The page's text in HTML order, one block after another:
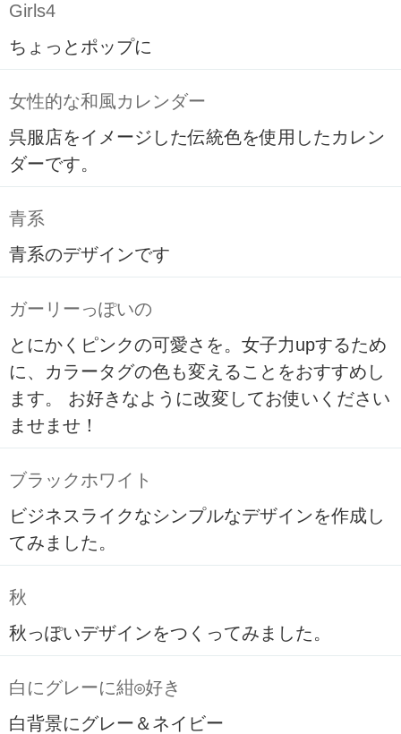
Girls4
ちょっとポップに
女性的な和風カレンダー
呉服店をイメージした伝統色を使用したカレン
ダーです。
青系
青系のデザインです
ガーリーっぽいの
とにかくピンクの可愛さを。女子力upするため
に、カラータグの色も変えることをおすすめし
ます。 お好きなように改変してお使いください
ませませ！
ブラックホワイト
ビジネスライクなシンプルなデザインを作成し
てみました。
秋
秋っぽいデザインをつくってみました。
白にグレーに紺◎好き
白背景にグレー＆ネイビー